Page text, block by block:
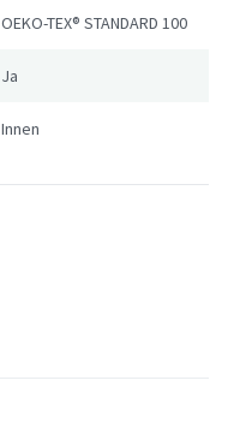
OEKO-TEX® STANDARD 100
Ja
Innen